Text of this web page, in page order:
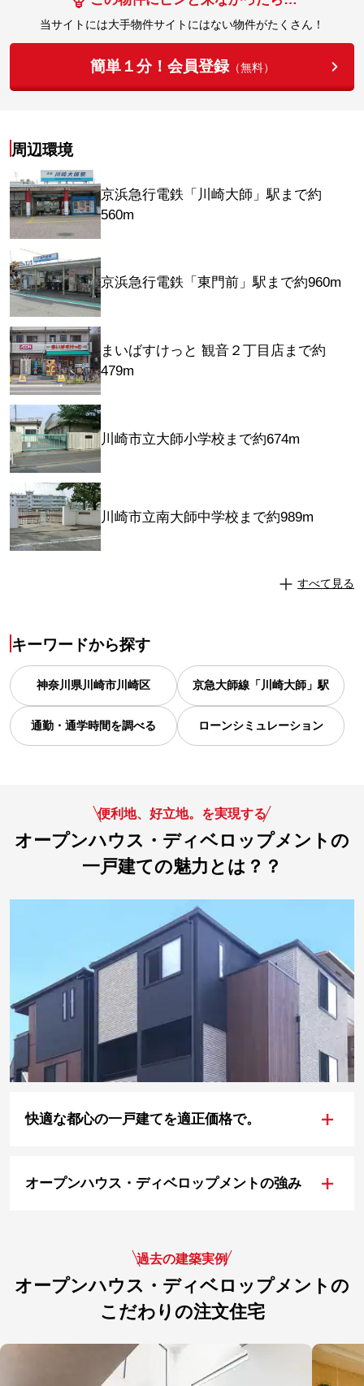
当サイトには大手物件サイトにはない物件がたくさん！
簡単１分！会員登録（無料）
周辺環境
京浜急行電鉄「川崎大師」駅まで約
560m
京浜急行電鉄「東門前」駅まで約960m
まいばすけっと 観音２丁目店まで約
479m
川崎市立大師小学校まで約674m
川崎市立南大師中学校まで約989m
すべて見る
キーワードから探す
神奈川県川崎市川崎区 京急大師線「川崎大師」駅
通勤・通学時間を調べる ローンシミュレーション
便利地、好立地。を実現する
オープンハウス・ディベロップメントの
一戸建ての魅力とは？？
快適な都心の一戸建てを適正価格で。 +
オープンハウス・ディベロップメントの強み +
過去の建築実例
オープンハウス・ディベロップメントの
こだわりの注文住宅